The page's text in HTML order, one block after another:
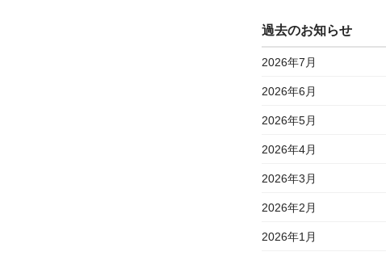
過去のお知らせ
2026年7月
2026年6月
2026年5月
2026年4月
2026年3月
2026年2月
2026年1月